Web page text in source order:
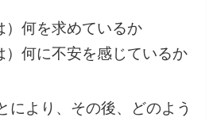
）何を求めているか
）何に不安を感じているか
により、その後、どのよう